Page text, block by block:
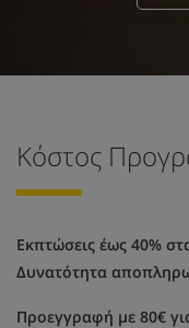
Κόστος
Εκπτώσεις έως 40%
Δυνατότητα
Προεγγραφή με 80€